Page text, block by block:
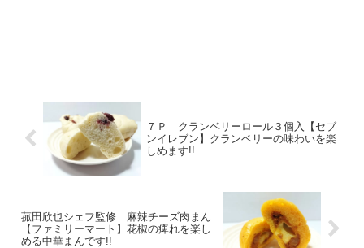
７Ｐ クランベリーロール３個入【セブ
ンイレブン】クランベリーの味わいを楽
しめます!!
菰田欣也シェフ監修 麻辣チーズ肉まん
【ファミリーマート】花椒の痺れを楽し
める中華まんです!!